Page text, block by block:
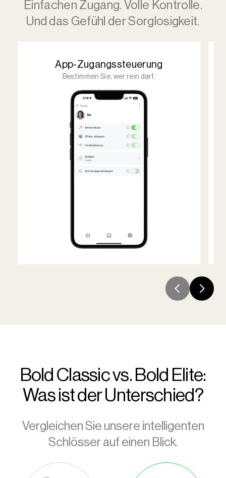
Einfachen Zugang. Volle Kontrolle.
Und das Gefühl der Sorglosigkeit.
App-Zugangssteuerung
Bestimmen Sie, wer rein darf.
Bold Classic vs. Bold Elite:
Was ist der Unterschied?
Vergleichen Sie unsere intelligenten
Schlösser auf einen Blick.